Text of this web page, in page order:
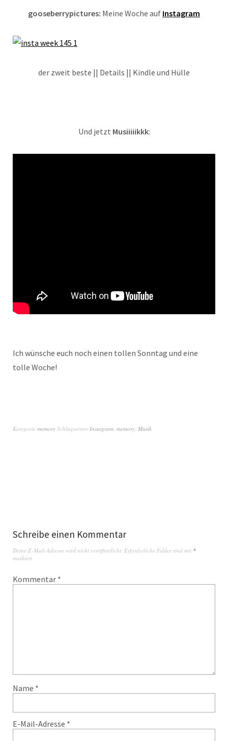
gooseberrypictures: Meine Woche auf Instagram
der zweit beste || Details || Kindle und Hülle
Und jetzt Musiiiiikkk:
Ich wünsche euch noch einen tollen Sonntag und eine
tolle Woche!
Kategorie memory SchlagwörterInstagram, memory, Musik
Schreibe einen Kommentar
Deine E-Mail-Adresse wird nicht veröffentlicht. Erforderliche Felder sind mit *
markiert
Kommentar *
Name *
E-Mail-Adresse *